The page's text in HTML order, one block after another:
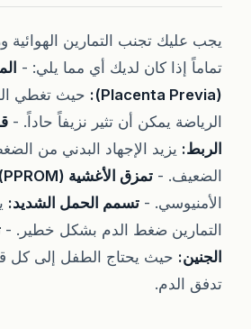
يجب عليك تجنب التمارين الهوائية
تماماً إذا كان لديك أي مما يلي: -
(Placenta Previa):
حيث تغطي
الرياضة يمكن أن تثير نزيفاً حاداً. -
الربط: يزيد الإجهاد البدني من
الضعيف. - تمزق الأغشية (PPROM):
الأمنيوسي. - تسمم الحمل الشديد:
التمارين ضغط الدم بشكل خطير. -
الجنين: حيث يحتاج الطفل إلى كل
تدفق الدم.